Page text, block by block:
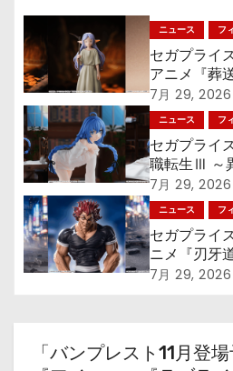
ョ
ン
ニュース フ
セガプライ
アニメ『葬
300年働く
「フリーレ
7月 29, 2026
ニュース フ
セガプライ
職転生Ⅲ ～
す～』から
アが登場！
7月 29, 2026
ニュース フ
セガプライ
ニメ『刃牙
が登場ッッ!!
7月 29, 2026
「バンプレスト11月登